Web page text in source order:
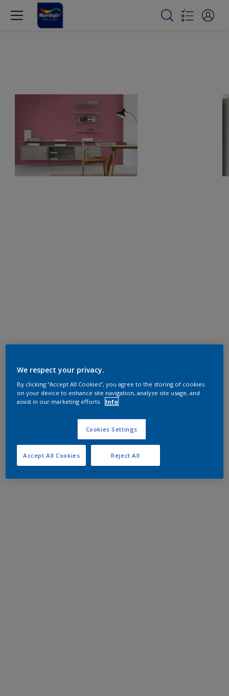
We respect your privacy.
By clicking “Accept All Cookies”, you agree to the storing of cookies
on your device to enhance site navigation, analyze site usage, and
assist in our marketing efforts.
Info
Cookies Settings
Reject All
Accept All Cookies